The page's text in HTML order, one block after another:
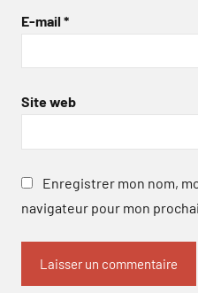
E-mail *
Site web
Enregistrer mon nom,
navigateur pour mon